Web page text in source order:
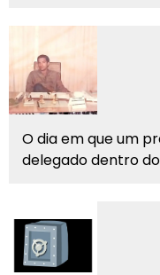
O dia em que um
delegado dentro